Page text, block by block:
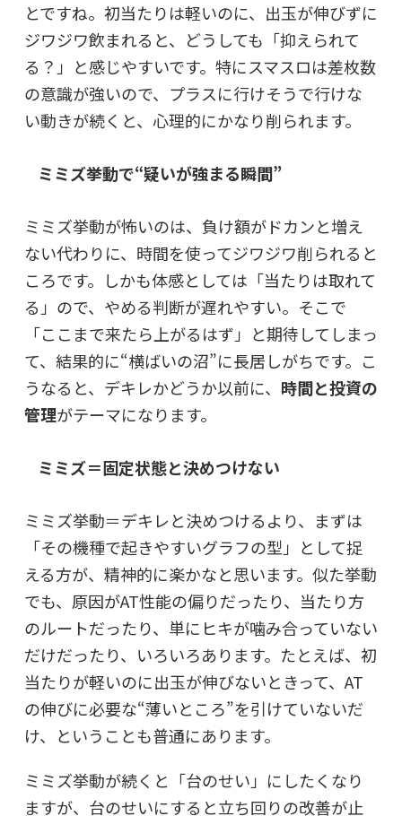
とですね。初当たりは軽いのに、出玉が伸びずに
ジワジワ飲まれると、どうしても「抑えられて
る？」と感じやすいです。特にスマスロは差枚数
の意識が強いので、プラスに行けそうで行けな
い動きが続くと、心理的にかなり削られます。
ミミズ挙動で“疑いが強まる瞬間”
ミミズ挙動が怖いのは、負け額がドカンと増え
ない代わりに、時間を使ってジワジワ削られると
ころです。しかも体感としては「当たりは取れて
る」ので、やめる判断が遅れやすい。そこで
「ここまで来たら上がるはず」と期待してしまっ
て、結果的に“横ばいの沼”に長居しがちです。こ
うなると、デキレかどうか以前に、 時間と投資の
管理がテーマになります。
ミミズ＝固定状態と決めつけない
ミミズ挙動＝デキレと決めつけるより、まずは
「その機種で起きやすいグラフの型」として捉
える方が、精神的に楽かなと思います。似た挙動
でも、原因がAT性能の偏りだったり、当たり方
のルートだったり、単にヒキが噛み合っていない
だけだったり、いろいろあります。たとえば、初
当たりが軽いのに出玉が伸びないときって、AT
の伸びに必要な“薄いところ”を引けていないだ
け、ということも普通にあります。
ミミズ挙動が続くと「台のせい」にしたくなり
ますが、台のせいにすると立ち回りの改善が止